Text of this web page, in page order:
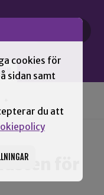
cookies för
sidan samt
du att
för